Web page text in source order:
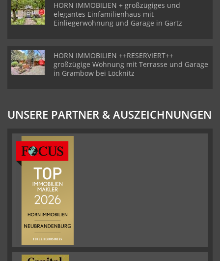
HORN IMMOBILIEN + großzügiges und
elegantes Einfamilienhaus mit
Einliegerwohnung und Garage in Gartz
HORN IMMOBILIEN ++RESERVIERT++
großzügige Wohnung mit Terrasse und Garage
in Grambow bei Löcknitz
UNSERE PARTNER & AUSZEICHNUNGEN